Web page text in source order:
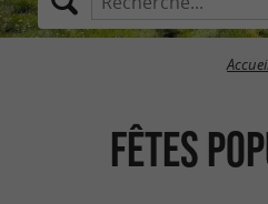
Fêtes